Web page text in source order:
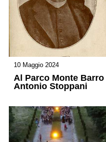
10 Maggio 2024
Al Parco Monte
Antonio Stoppani